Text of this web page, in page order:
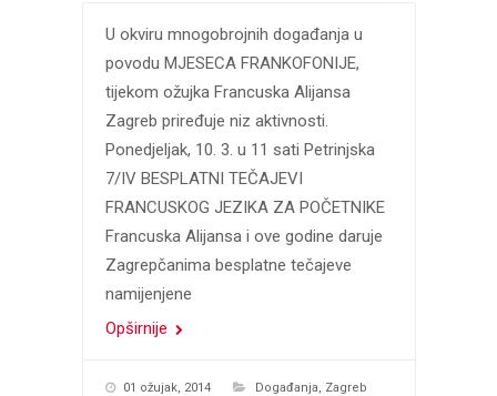
U okviru mnogobrojnih događanja u
povodu MJESECA FRANKOFONIJE,
tijekom ožujka Francuska Alijansa
Zagreb priređuje niz aktivnosti.
Ponedjeljak, 10. 3. u 11 sati Petrinjska
7/IV BESPLATNI TEČAJEVI
FRANCUSKOG JEZIKA ZA POČETNIKE
Francuska Alijansa i ove godine daruje
Zagrepčanima besplatne tečajeve
namijenjene
Opširnije
01 ožujak, 2014 Događanja, Zagreb